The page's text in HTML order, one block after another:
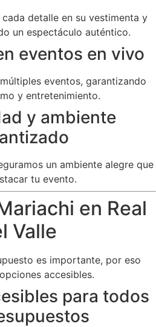
detalle en su vestimenta y
un espectáculo auténtico.
eventos en vivo
eventos, garantizando
y entretenimiento.
y ambiente
un ambiente alegre que
tu evento.
en Real
Valle
es importante, por eso
accesibles.
para todos